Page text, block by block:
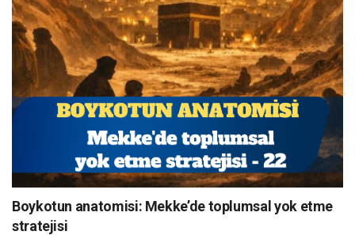
Boykotun anatomisi: Mekke’de toplumsal yok etme
stratejisi